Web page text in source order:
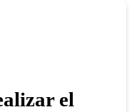
el